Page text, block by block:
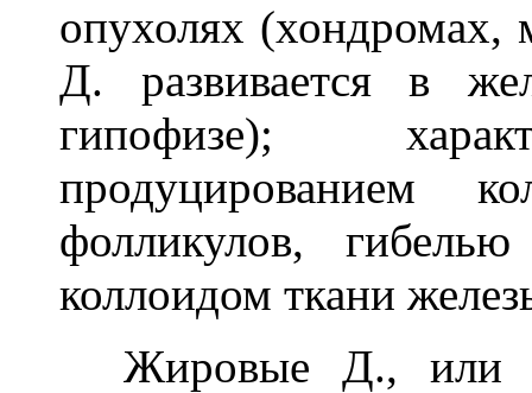
опухолях (хондромах,
Д. развивается в
гипофизе);
продуцированием
фолликулов,
коллоидом ткани
Жировые Д., или